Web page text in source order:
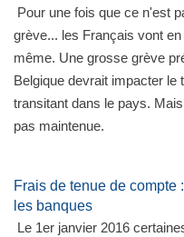
Pour une fois que ce n'est
grève... les Français vont
même. Une grosse grève
Belgique devrait impacter le
transitant dans le pays.
pas maintenue.
Frais de tenue de compte
les banques
Le 1er janvier 2016